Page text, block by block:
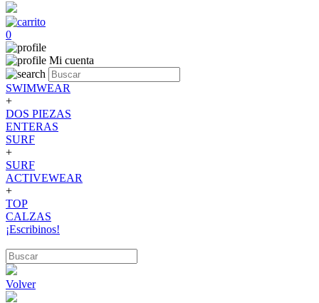
0
Mi cuenta
SWIMWEAR
+
DOS PIEZAS
ENTERAS
SURF
+
SURF
ACTIVEWEAR
+
TOP
CALZAS
¡Escribinos!
Volver